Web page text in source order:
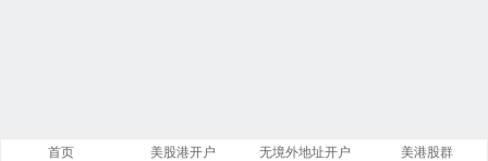
首页 美股港开户 无境外地址开户 美港股群